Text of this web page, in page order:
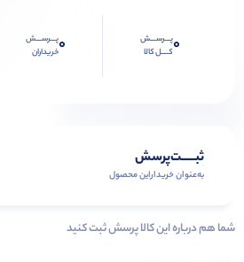
0پـــرســـش
کــــل کالا
0پـــرســـش
خریداران
ثبـــــت‌پرسش
به‌عنوان ‌خریدار‌این‌ محصول
شما هم درباره این کالا پرسش ثبت کنید